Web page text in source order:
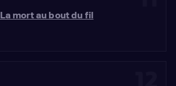
La mort au bout du fil